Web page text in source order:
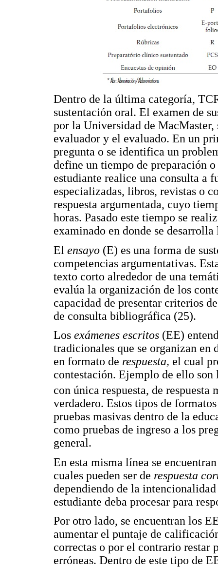
Dentro de la última categoría,
sustentación oral. El examen de
por la Universidad de MacMaster,
evaluador y el evaluado. En un
pregunta o se identifica un
define un tiempo de preparación
estudiante realice una consulta a
especializadas, libros, revistas o
respuesta argumentada, cuyo
horas. Pasado este tiempo se
examinado en donde se
El ensayo (E) es una forma de
competencias argumentativas.
texto corto alrededor de una
evalúa la organización de los
capacidad de presentar criterios
de consulta bibliográfica (25).
Los exámenes escritos (EE)
tradicionales que se organizan en
en formato de respuesta, el cual
contestación. Ejemplo de ello son
con única respuesta, de
verdadero. Estos tipos de
pruebas masivas dentro de la
como pruebas de ingreso a los
general.
En esta misma línea se
cuales pueden ser de respuesta
dependiendo de la
estudiante deba procesar para
Por otro lado, se encuentran los
aumentar el puntaje de
correctas o por el contrario restar
erróneas. Dentro de este tipo de